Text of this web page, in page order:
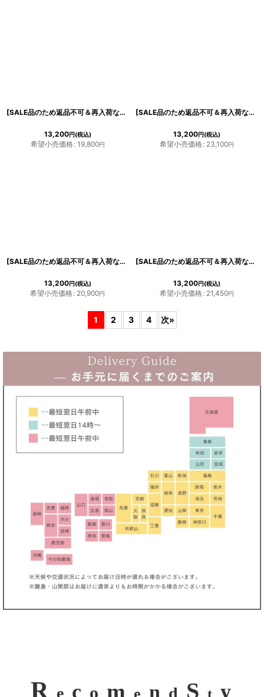
[SALE品のため返品不可＆再入荷なしの現品限り][韓国製][rinfarre][お問い合わせ多数!!再入荷]シンプル・無地・サイド＆ウエストレース・Vネック・ノースリーブ・タイト・ミディアムドレス・ワンピース[MIRIN・山崎みどり・れお着用]mywbyl
13,200円(税込)
希望小売価格: 19,800円
[SALE品のため返品不可＆再入荷なしの現品限り][韓国製][rinfarre]ホワイト×ブルー・トワルドジュイ・トワル柄・オープンショルダー・オフショルダー・フレア・ミニドレス・ワンピース[山崎みどり着用]mywhlu
13,200円(税込)
希望小売価格: 23,100円
[SALE品のため返品不可＆再入荷なしの現品限り][韓国製][rinfarre]キュート・ショート丈・2WAY・スカーフ付き・ツイード・長袖・タイト・ミニドレス・ワンピース[MIRIN着用]
13,200円(税込)
希望小売価格: 20,900円
[SALE品のため返品不可＆再入荷なしの現品限り][韓国製][rinfarre]レッド・ワンショルダー・ホルターネック・タイト・ミディアムドレス・ワンピース[山崎みどり着用]
13,200円(税込)
希望小売価格: 21,450円
1 2 3 4 次»
R e c o m n d S y